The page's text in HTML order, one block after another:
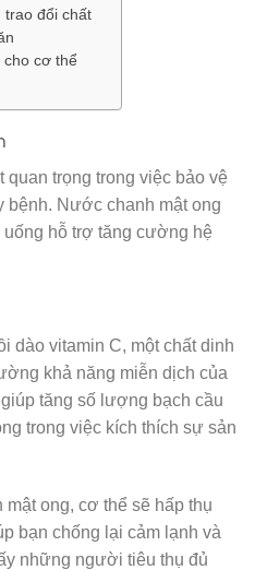
đổi chất
cơ thể
quan trọng trong việc bảo vệ
bệnh. Nước chanh mật ong
hỗ trợ tăng cường hệ
dào vitamin C, một chất dinh
khả năng miễn dịch của
tăng số lượng bạch cầu
trong việc kích thích sự sản
ong, cơ thể sẽ hấp thụ
bạn chống lại cảm lạnh và
những người tiêu thụ đủ